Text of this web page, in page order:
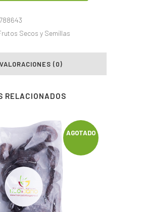
Secos y Semillas
VALORACIONES (0)
RELACIONADOS
AGOTADO